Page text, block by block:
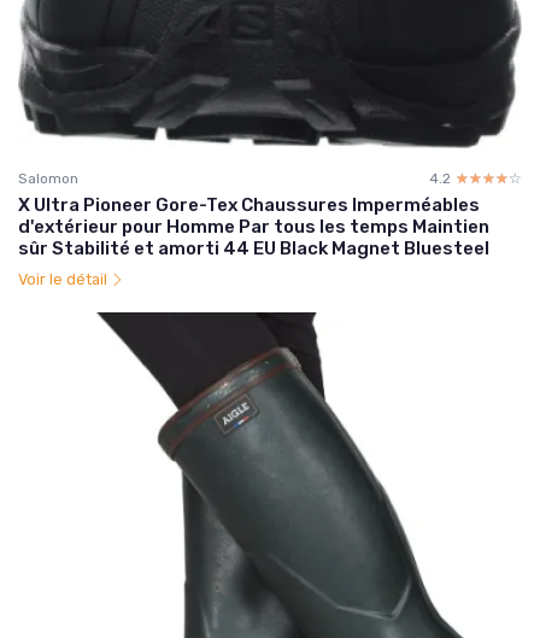
Salomon 4.2 ☆☆☆☆☆
★★★★★
X Ultra Pioneer Gore-Tex Chaussures Imperméables
d'extérieur pour Homme Par tous les temps Maintien
sûr Stabilité et amorti 44 EU Black Magnet Bluesteel
Voir le détail